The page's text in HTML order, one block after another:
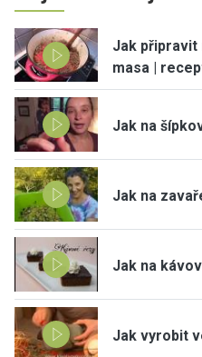
Jak připravit
masa |
Jak na
Jak na
Jak na
Jak vyrobit